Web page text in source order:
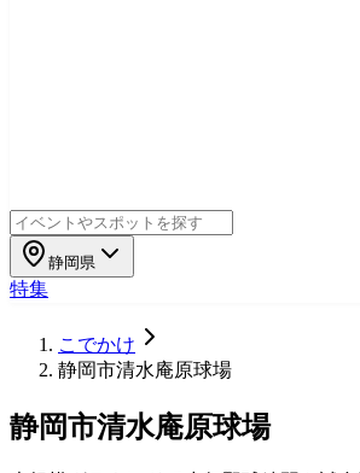
静岡県
特集
こでかけ
静岡市清水庵原球場
静岡市清水庵原球場